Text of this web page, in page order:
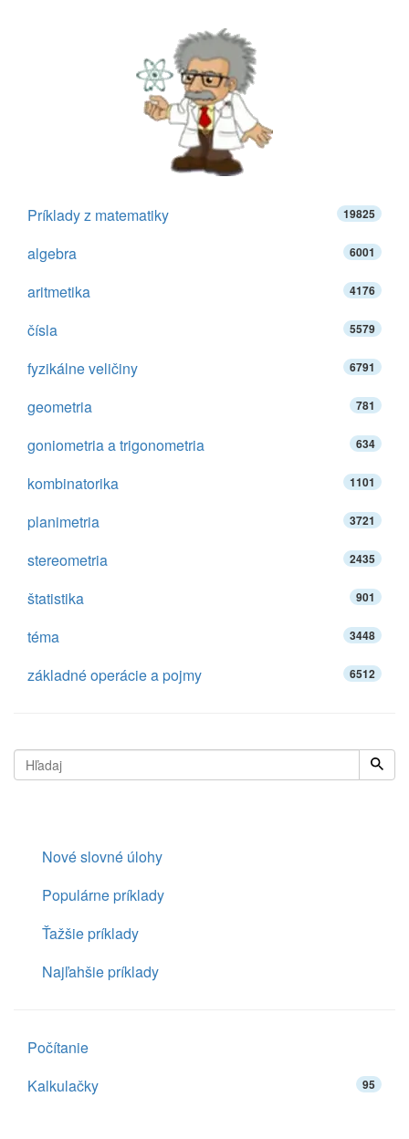
Príklady z matematiky 19825
algebra 6001
aritmetika 4176
čísla 5579
fyzikálne veličiny 6791
geometria 781
goniometria a trigonometria 634
kombinatorika 1101
planimetria 3721
stereometria 2435
štatistika 901
téma 3448
základné operácie a pojmy 6512
Nové slovné úlohy
Populárne príklady
Ťažšie príklady
Najľahšie príklady
Počítanie
Kalkulačky
95